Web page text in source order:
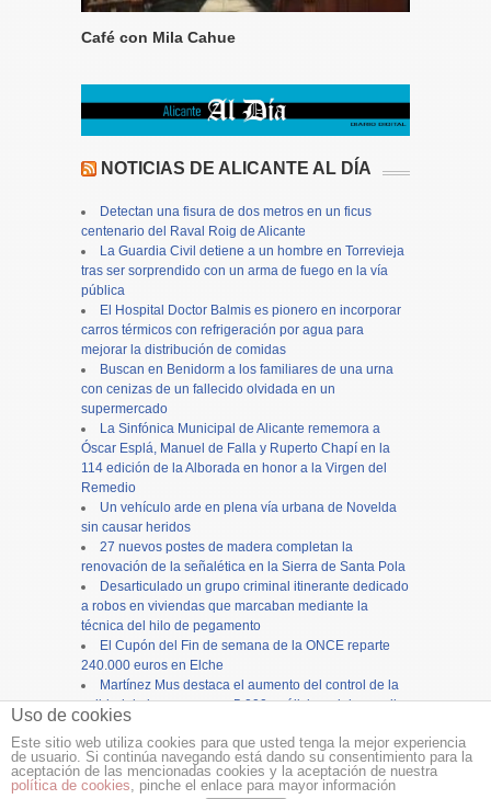
Café con Mila Cahue
NOTICIAS DE ALICANTE AL DÍA
Detectan una fisura de dos metros en un ficus
centenario del Raval Roig de Alicante
La Guardia Civil detiene a un hombre en Torrevieja
tras ser sorprendido con un arma de fuego en la vía
pública
El Hospital Doctor Balmis es pionero en incorporar
carros térmicos con refrigeración por agua para
mejorar la distribución de comidas
Buscan en Benidorm a los familiares de una urna
con cenizas de un fallecido olvidada en un
supermercado
La Sinfónica Municipal de Alicante rememora a
Óscar Esplá, Manuel de Falla y Ruperto Chapí en la
114 edición de la Alborada en honor a la Virgen del
Remedio
Un vehículo arde en plena vía urbana de Novelda
sin causar heridos
27 nuevos postes de madera completan la
renovación de la señalética en la Sierra de Santa Pola
Desarticulado un grupo criminal itinerante dedicado
a robos en viviendas que marcaban mediante la
técnica del hilo de pegamento
El Cupón del Fin de semana de la ONCE reparte
240.000 euros en Elche
Martínez Mus destaca el aumento del control de la
calidad de las aguas con 5.000 análisis y el desarrollo
de nuevas herramientas
Copyright ©12tvy12endigital.es
Uso de cookies
Este sitio web utiliza cookies para que usted tenga la mejor experiencia
de usuario. Si continúa navegando está dando su consentimiento para la
aceptación de las mencionadas cookies y la aceptación de nuestra
política de cookies, pinche el enlace para mayor información